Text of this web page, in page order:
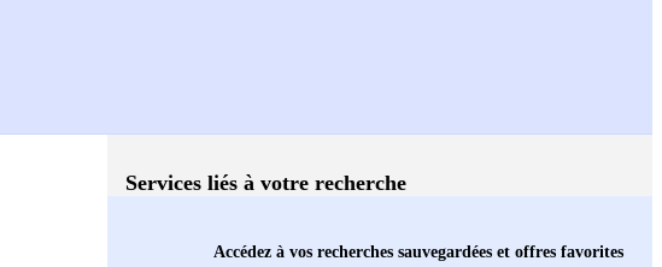
Services liés à votre recherche
Accédez à vos recherches sauvegardées et offres favorites